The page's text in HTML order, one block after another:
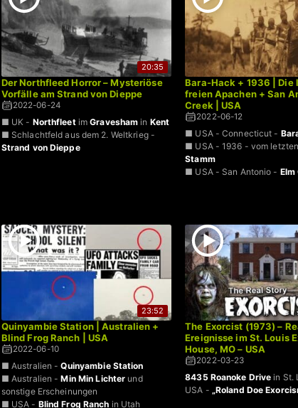
20:35
Der Northfleed Horror – Mysteriöse
Vorfälle am Strand von Dieppe
2022-06-24
■ UK - NorthfleetimGravesham in Kent
■ Schlachtfeld aus dem 2. Weltkrieg -
Strand von Dieppe
Bara-Hack + 1936 | Die
freien Apachen + San
Creek | USA
2022-06-12
■ USA - Connecticut -
■ USA - 1936 - vom
Stamm
■ USA - San Antonio - Elm
23:52
Quinyambie Station | Australien +
Blind Frog Ranch | USA
2022-06-10
■ Australien -Quinyambie Station
■ Australien -Min Min Lichter und
sonstige Erscheinungen
■ USA - Blind Frog Ranch in Utah
The Exorcist (1973) –
Ereignisse im St. Louis
House, MO – USA
2022-03-23
8435 Roanoke Drive in St.
USA - „Roland Doe